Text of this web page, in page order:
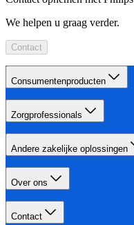
We helpen u graag verder.
Contact
Consumentenproducten
Zorgprofessionals
Andere zakelijke oplossingen
Over ons
Contact